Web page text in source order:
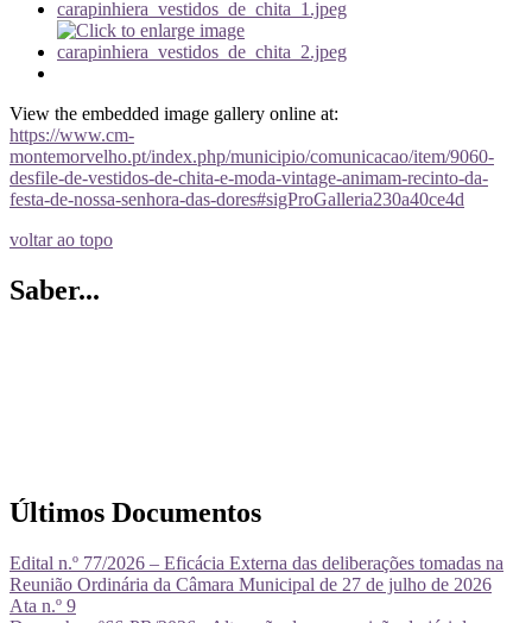
View the embedded image gallery online at:
https://www.cm-
montemorvelho.pt/index.php/municipio/comunicacao/item/9060-
desfile-de-vestidos-de-chita-e-moda-vintage-animam-recinto-da-
festa-de-nossa-senhora-das-dores#sigProGalleria230a40ce4d
voltar ao topo
Saber...
Últimos Documentos
Edital n.º 77/2026 – Eficácia Externa das deliberações tomadas na
Reunião Ordinária da Câmara Municipal de 27 de julho de 2026
Ata n.º 9